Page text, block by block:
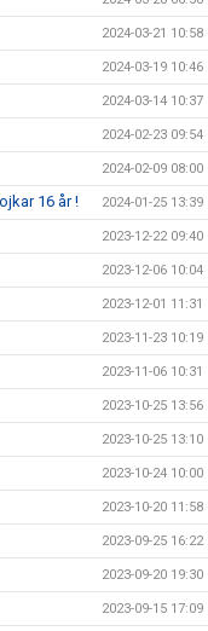
2024-03-21 10:58
2024-03-19 10:46
2024-03-14 10:37
2024-02-23 09:54
2024-02-09 08:00
16 år ! 2024-01-25 13:39
2023-12-22 09:40
2023-12-06 10:04
2023-12-01 11:31
2023-11-23 10:19
2023-11-06 10:31
2023-10-25 13:56
2023-10-25 13:10
2023-10-24 10:00
2023-10-20 11:58
2023-09-25 16:22
2023-09-20 19:30
2023-09-15 17:09